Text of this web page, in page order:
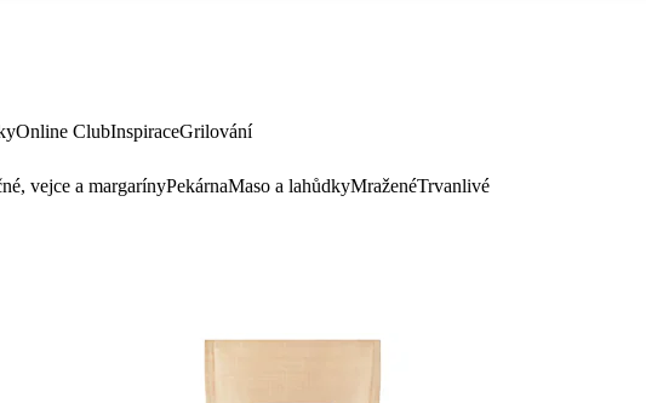
Online ClubInspiraceGrilování
vejce a margarínyPekárnaMaso a lahůdkyMraženéTrvanlivé